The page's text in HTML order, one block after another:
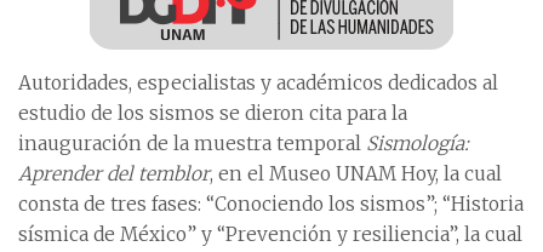
Autoridades, especialistas y académicos dedicados al
estudio de los sismos se dieron cita para la
inauguración de la muestra temporal Sismología:
Aprender del temblor, en el Museo UNAM Hoy, la cual
consta de tres fases: “Conociendo los sismos”; “Historia
sísmica de México” y “Prevención y resiliencia”, la cual